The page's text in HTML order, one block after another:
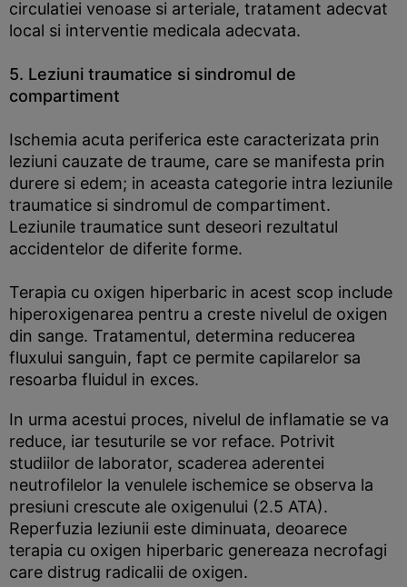
circulatiei venoase si arteriale, tratament adecvat
local si interventie medicala adecvata.
5. Leziuni traumatice si sindromul de
compartiment
Ischemia acuta periferica este caracterizata prin
leziuni cauzate de traume, care se manifesta prin
durere si edem; in aceasta categorie intra leziunile
traumatice si sindromul de compartiment.
Leziunile traumatice sunt deseori rezultatul
accidentelor de diferite forme.
Terapia cu oxigen hiperbaric in acest scop include
hiperoxigenarea pentru a creste nivelul de oxigen
din sange. Tratamentul, determina reducerea
fluxului sanguin, fapt ce permite capilarelor sa
resoarba fluidul in exces.
In urma acestui proces, nivelul de inflamatie se va
reduce, iar tesuturile se vor reface. Potrivit
studiilor de laborator, scaderea aderentei
neutrofilelor la venulele ischemice se observa la
presiuni crescute ale oxigenului (2.5 ATA).
Reperfuzia leziunii este diminuata, deoarece
terapia cu oxigen hiperbaric genereaza necrofagi
care distrug radicalii de oxigen.